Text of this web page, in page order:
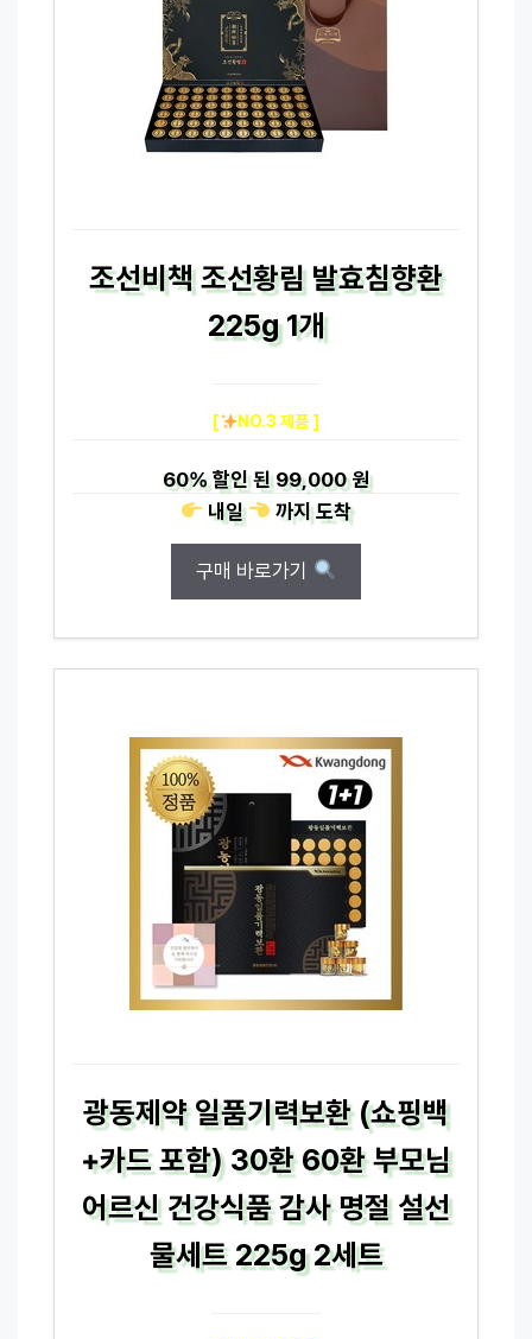
조선비책 조선황림 발효침향환
225g 1개
[ NO.3 제품 ]
60%할인 된99,000 원
내일
까지도착
구매 바로가기
광동제약 일품기력보환 (쇼핑백
+카드 포함) 30환 60환 부모님
어르신 건강식품 감사 명절 설선
물세트 225g 2세트